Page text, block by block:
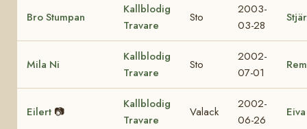
Bro Stumpan
Kallblodig
Travare
Sto
2003-
03-28
Mila Ni
Kallblodig
Travare
Sto
2002-
07-01
Eilert 📷
Kallblodig
Travare
Valack
2002-
06-26